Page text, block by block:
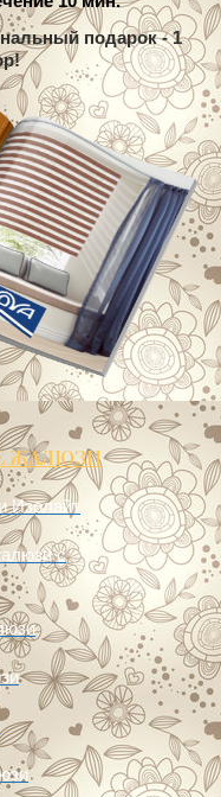
подарок - 1
ЖАЛЮЗИ
Изолайт
с